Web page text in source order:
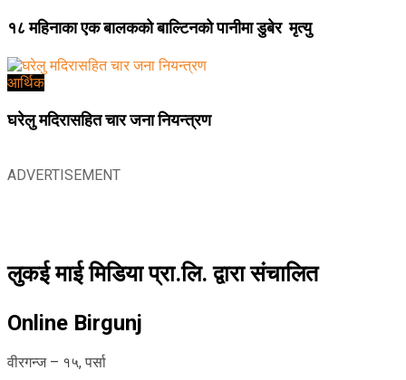
१८ महिनाका एक बालकको बाल्टिनको पानीमा डुबेर मृत्यु
आर्थिक
घरेलु मदिरासहित चार जना नियन्त्रण
ADVERTISEMENT
लुकई माई मिडिया प्रा.लि. द्वारा संचालित
Online Birgunj
वीरगन्ज – १५, पर्सा